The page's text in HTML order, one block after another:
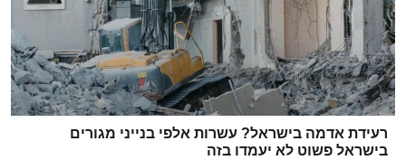
רעידת אדמה בישראל? עשרות אלפי בנייני מגורים
בישראל פשוט לא יעמדו בזה